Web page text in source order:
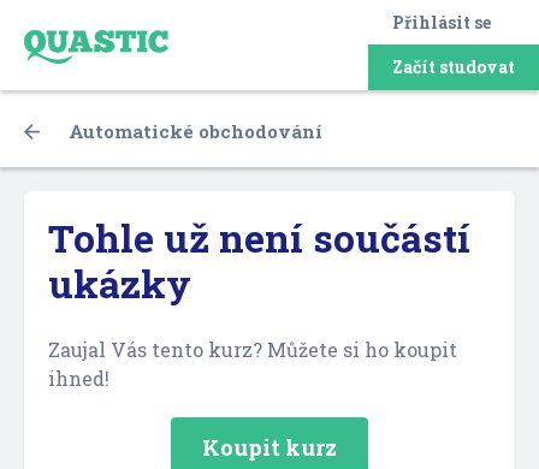
Přihlásit se
Začít studovat
Automatické obchodování
Tohle už není součástí
ukázky
Zaujal Vás tento kurz? Můžete si ho koupit
ihned!
Koupit kurz